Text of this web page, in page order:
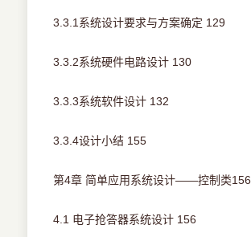
3.3.1系统设计要求与方案确定 129
3.3.2系统硬件电路设计 130
3.3.3系统软件设计 132
3.3.4设计小结 155
第4章 简单应用系统设计——控制类156
4.1 电子抢答器系统设计 156